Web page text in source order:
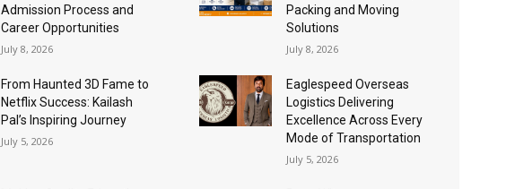
Admission Process and
Career Opportunities
July 8, 2026
Packing and Moving
Solutions
July 8, 2026
From Haunted 3D Fame to
Netflix Success: Kailash
Pal’s Inspiring Journey
July 5, 2026
Eaglespeed Overseas
Logistics Delivering
Excellence Across Every
Mode of Transportation
July 5, 2026